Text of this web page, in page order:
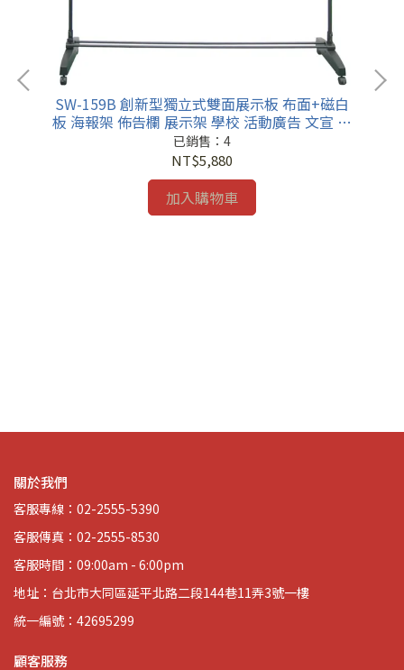
SW-159B 創新型獨立式雙面展示板 布面+磁白
板 海報架 佈告欄 展示架 學校 活動廣告 文宣 招
生
已銷售：4
NT$5,880
加入購物車
關於我們
客服專線：02-2555-5390
客服傳真：02-2555-8530
客服時間：09:00am - 6:00pm
地址：台北市大同區延平北路二段144巷11弄3號一樓
統一編號：42695299
顧客服務